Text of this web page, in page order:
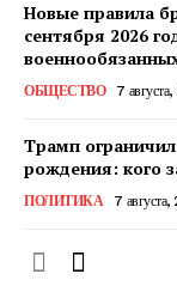
Новые правила
сентября 2026
ОБЩЕСТВО 7
Трамп
рождения: кого
ПОЛИТИКА 7